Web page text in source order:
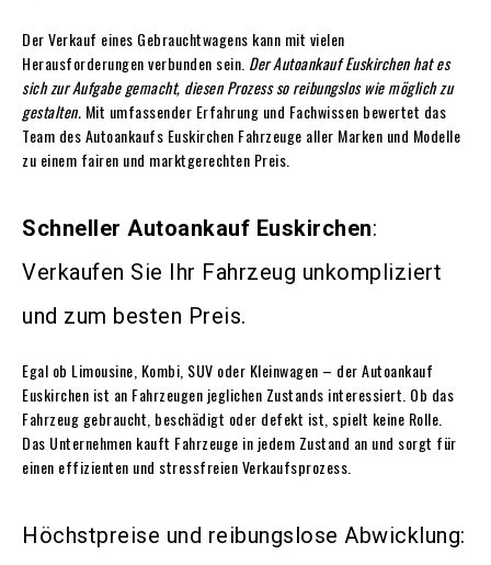
Der Verkauf eines Gebrauchtwagens kann mit vielen
Herausforderungen verbunden sein. Der Autoankauf Euskirchen hat es
sich zur Aufgabe gemacht, diesen Prozess so reibungslos wie möglich zu
gestalten. Mit umfassender Erfahrung und Fachwissen bewertet das
Team desAutoankaufs Euskirchen Fahrzeuge aller Marken und Modelle
zu einem fairen und marktgerechten Preis.
Schneller Autoankauf Euskirchen:
Verkaufen Sie Ihr Fahrzeug unkompliziert
und zum besten Preis.
Egal ob Limousine, Kombi, SUV oder Kleinwagen – der Autoankauf
Euskirchen ist an Fahrzeugen jeglichen Zustands interessiert. Ob das
Fahrzeug gebraucht, beschädigt oder defekt ist, spielt keine Rolle.
Das Unternehmen kauft Fahrzeuge in jedem Zustand an und sorgt für
einen effizienten und stressfreien Verkaufsprozess.
Höchstpreise und reibungslose Abwicklung: